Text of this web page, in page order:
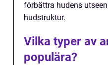
förbättra hudens
hudstruktur.
Vilka typer av
populära?